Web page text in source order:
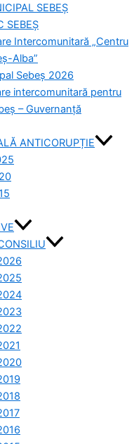
SEBEȘ
SEBEȘ
Intercomunitară „Centru
Alba”
Sebeș 2026
intercomunitară pentru
– Guvernanță
ANTICORUPȚIE